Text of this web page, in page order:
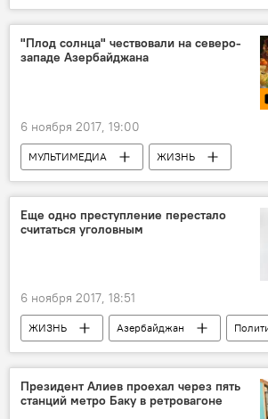
Фото
Новости
"Плод солнца" чествовали на северо-
западе Азербайджана
6 ноября 2017, 19:00
МУЛЬТИМЕДИА
ЖИЗНЬ
Азербайджан
Видео
Новости
Еще одно преступление перестало
считаться уголовным
6 ноября 2017, 18:51
ЖИЗНЬ Азербайджан
ТЕХНОЛОГИИ
Новости
Гуманизация законов Азербайджана
Президент Алиев проехал через пять
станций метро Баку в ретровагоне